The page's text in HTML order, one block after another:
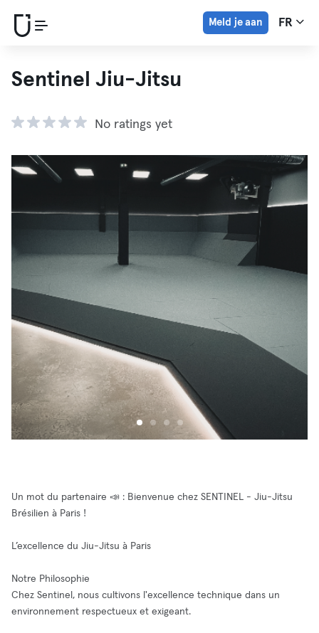
Meld je aan FR
Sentinel Jiu-Jitsu
No ratings yet
Un mot du partenaire 📣 : Bienvenue chez SENTINEL - Jiu-Jitsu
Brésilien à Paris !
L’excellence du Jiu-Jitsu à Paris
Notre Philosophie
Chez Sentinel, nous cultivons l'excellence technique dans un
environnement respectueux et exigeant.